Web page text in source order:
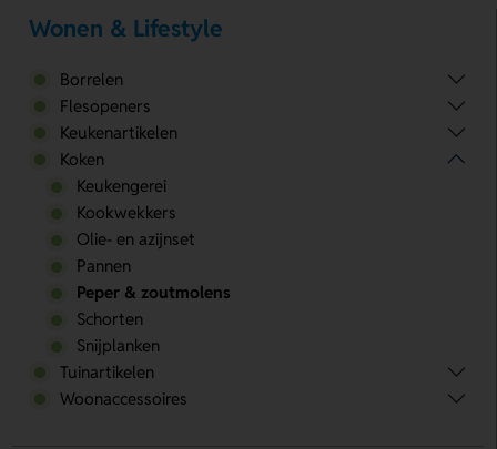
Wonen & Lifestyle
Borrelen
Flesopeners
Keukenartikelen
Koken
Keukengerei
Kookwekkers
Olie- en azijnset
Pannen
Peper & zoutmolens
Schorten
Snijplanken
Tuinartikelen
Woonaccessoires